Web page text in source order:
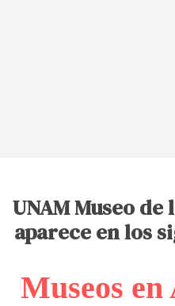
UNAM Museo
aparece en los
Museos